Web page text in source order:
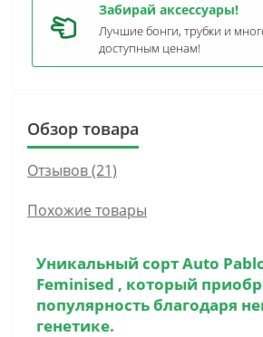
Забирай аксессуары!
Лучшие бонги, трубки и
доступным ценам!
Обзор товара
Отзывов (21)
Похожие товары
Уникальный сортAuto
Feminised , который
популярность благодаря
генетике.